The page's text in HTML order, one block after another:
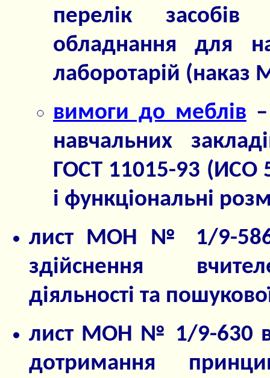
перелік
обладнання для
лаборотарій
вимоги до меблів
навчальних
ГОСТ 11015-93 (ИСО
і функціональні
лист МОН № 1/9-586
здійснення
діяльності та
лист МОН № 1/9-630
дотримання